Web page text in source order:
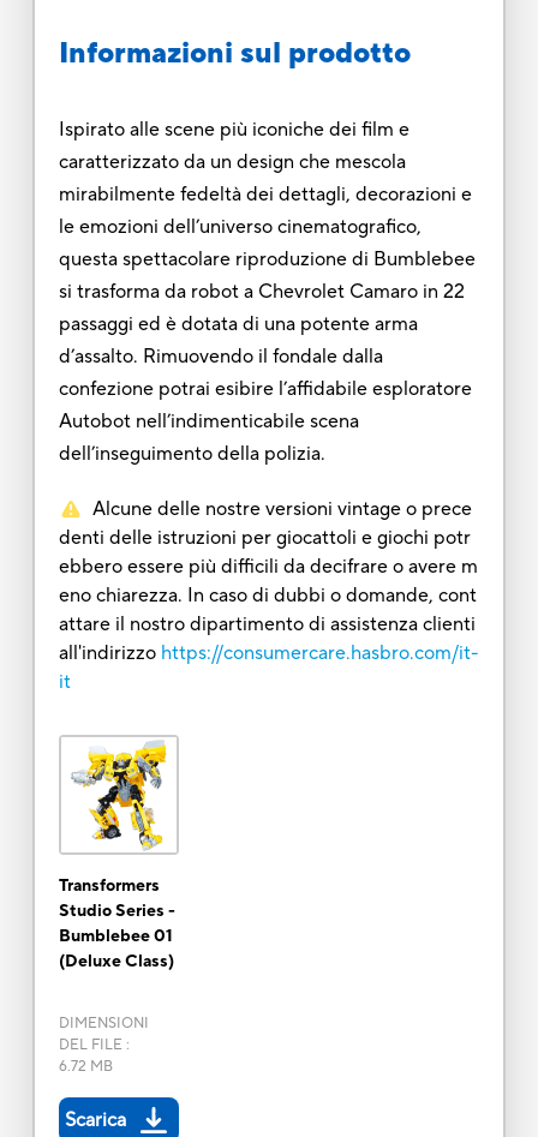
Informazioni sul prodotto
Ispirato alle scene più iconiche dei film e
caratterizzato da un design che mescola
mirabilmente fedeltà dei dettagli, decorazioni e
le emozioni dell’universo cinematografico,
questa spettacolare riproduzione di Bumblebee
si trasforma da robot a Chevrolet Camaro in 22
passaggi ed è dotata di una potente arma
d’assalto. Rimuovendo il fondale dalla
confezione potrai esibire l’affidabile esploratore
Autobot nell’indimenticabile scena
dell’inseguimento della polizia.
Alcune delle nostre versioni vintage o prece
denti delle istruzioni per giocattoli e giochi potr
ebbero essere più difficili da decifrare o avere m
eno chiarezza. In caso di dubbi o domande, cont
attare il nostro dipartimento di assistenza clienti
all'indirizzo https://consumercare.hasbro.com/it-
it
Transformers
Studio Series -
Bumblebee 01
(Deluxe Class)
DIMENSIONI
DEL FILE :
6.72 MB
Scarica